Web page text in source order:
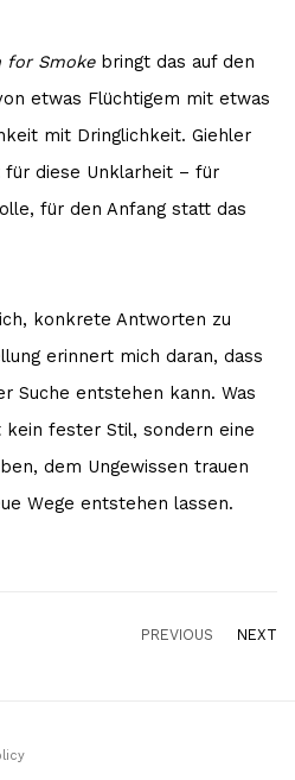
for Smokebringt das auf den
etwas Flüchtigem mit etwas
mit Dringlichkeit. Giehler
diese Unklarheit – für
für den Anfang statt das
konkrete Antworten zu
erinnert mich daran, dass
Suche entstehen kann. Was
kein fester Stil, sondern eine
dem Ungewissen trauen
Wege entstehen lassen.
PREVIOUS NEXT